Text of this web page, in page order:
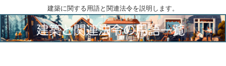
建築に関する用語と関連法令を説明します。